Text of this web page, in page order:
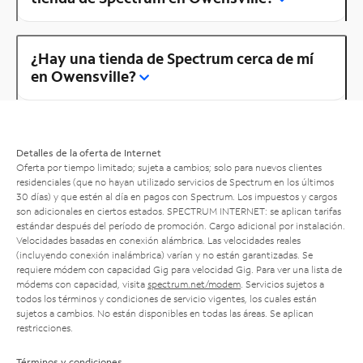
¿Hay una tienda de Spectrum cerca de mí
en Owensville?
Detalles de la oferta de Internet
Oferta por tiempo limitado; sujeta a cambios; solo para nuevos clientes
residenciales (que no hayan utilizado servicios de Spectrum en los últimos
30 días) y que estén al día en pagos con Spectrum. Los impuestos y cargos
son adicionales en ciertos estados. SPECTRUM INTERNET: se aplican tarifas
estándar después del período de promoción. Cargo adicional por instalación.
Velocidades basadas en conexión alámbrica. Las velocidades reales
(incluyendo conexión inalámbrica) varían y no están garantizadas. Se
requiere módem con capacidad Gig para velocidad Gig. Para ver una lista de
módems con capacidad, visita spectrum.net/modem . Servicios sujetos a
todos los términos y condiciones de servicio vigentes, los cuales están
sujetos a cambios. No están disponibles en todas las áreas. Se aplican
restricciones.